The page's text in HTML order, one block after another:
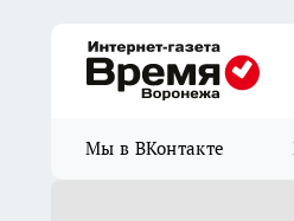
Мы в ВКонтакте